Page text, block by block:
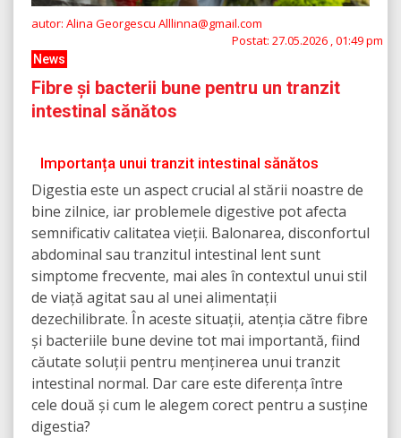
autor: Alina Georgescu Alllinna@gmail.com
Postat: 27.05.2026 , 01:49 pm
News
Fibre și bacterii bune pentru un tranzit
intestinal sănătos
Importanța unui tranzit intestinal sănătos
Digestia este un aspect crucial al stării noastre de
bine zilnice, iar problemele digestive pot afecta
semnificativ calitatea vieții. Balonarea, disconfortul
abdominal sau tranzitul intestinal lent sunt
simptome frecvente, mai ales în contextul unui stil
de viață agitat sau al unei alimentații
dezechilibrate. În aceste situații, atenția către fibre
și bacteriile bune devine tot mai importantă, fiind
căutate soluții pentru menținerea unui tranzit
intestinal normal. Dar care este diferența între
cele două și cum le alegem corect pentru a susține
digestia?